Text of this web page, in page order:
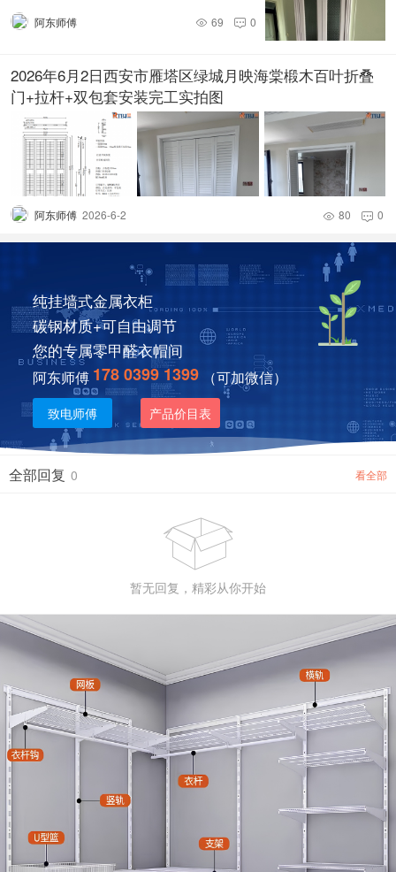
阿东师傅  0
 69
2026年6月2日西安市雁塔区绿城月映海棠椴木百叶折叠
门+拉杆+双包套安装完工实拍图
阿东师傅 2026-6-2  0
 80
纯挂墙式金属衣柜
碳钢材质+可自由调节
您的专属零甲醛衣帽间
阿东师傅 178 0399 1399 （可加微信）
致电师傅 产品价目表
全部回复 0 看全部

暂无回复，精彩从你开始